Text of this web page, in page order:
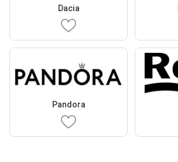
Dacia
Pandora